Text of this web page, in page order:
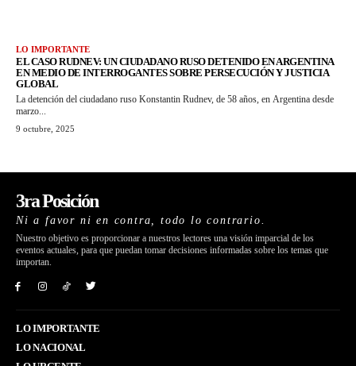
LO IMPORTANTE
EL CASO RUDNEV: UN CIUDADANO RUSO DETENIDO EN ARGENTINA
EN MEDIO DE INTERROGANTES SOBRE PERSECUCIÓN Y JUSTICIA
GLOBAL
La detención del ciudadano ruso Konstantin Rudnev, de 58 años, en Argentina desde
marzo...
9 octubre, 2025
3ra Posición
Ni a favor ni en contra, todo lo contrario.
Nuestro objetivo es proporcionar a nuestros lectores una visión imparcial de los
eventos actuales, para que puedan tomar decisiones informadas sobre los temas que
importan.
LO IMPORTANTE
LO NACIONAL